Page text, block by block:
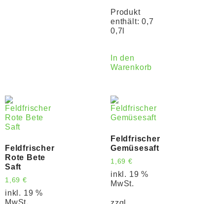
Produkt
enthält: 0,7
0,7l
In den
Warenkorb
Feldfrischer
Rote Bete
Saft
1,69 €
inkl. 19 %
MwSt.
Feldfrischer
Gemüsesaft
1,69 €
inkl. 19 %
MwSt.